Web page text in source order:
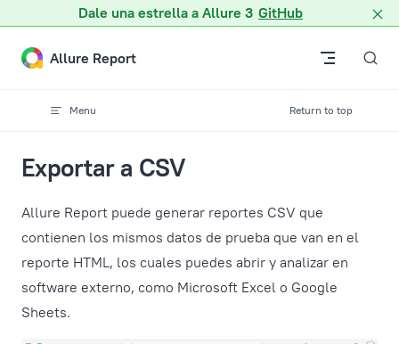
Dale una estrella a Allure 3 GitHub
Skip to content
Allure Report
Menu Return to top
Exportar a CSV
Allure Report puede generar reportes CSV que
contienen los mismos datos de prueba que van en el
reporte HTML, los cuales puedes abrir y analizar en
software externo, como Microsoft Excel o Google
Sheets.